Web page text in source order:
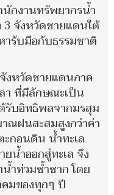
กงานทรัพยากรน้ำ
จังหวัดชายแดนใต้
ารับมือกับธรรมชาติ
งหวัดชายแดนภาค
า ที่มีลักษณะเป็น
รับอิทธิพลจากมรสุม
ณฝนสะสมสูงกว่าค่า
กอนดิน น้ำทะเล
น้ำออกสู่ทะเล จึง
ำท่วมซ้ำซาก โดย
คมของทุกๆ ปี